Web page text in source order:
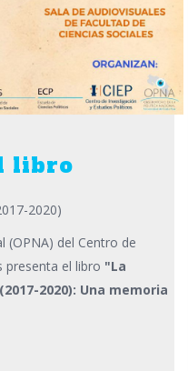
libro
2020)
(OPNA) del Centro de
presenta el libro "La
2020): Una memoria